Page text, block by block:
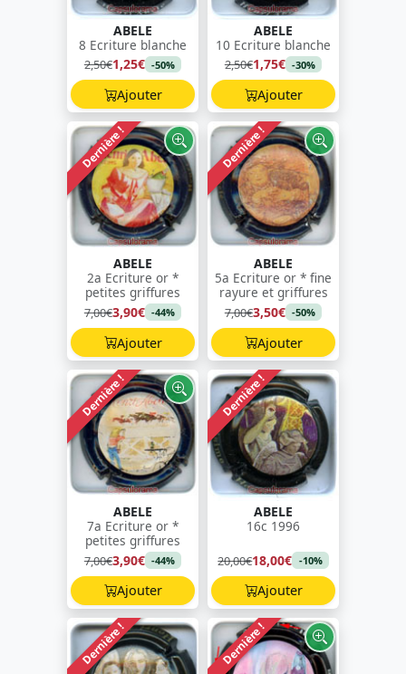
ABELE
8 Ecriture blanche
2,50€1,25€ -50%
Ajouter
ABELE
10 Ecriture blanche
2,50€1,75€ -30%
Ajouter
Dernière !
ABELE
2a Ecriture or *
petites griffures
7,00€3,90€ -44%
Ajouter
Dernière !
ABELE
5a Ecriture or * fine
rayure et griffures
7,00€3,50€ -50%
Ajouter
Dernière !
ABELE
7a Ecriture or *
petites griffures
7,00€3,90€ -44%
Ajouter
Dernière !
ABELE
16c 1996
20,00€18,00€ -10%
Ajouter
Dernière ! Dernière !